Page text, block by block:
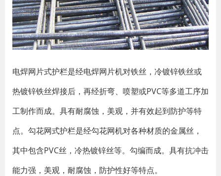
电焊网片式护栏是经电焊网片机对铁丝，冷镀锌铁丝或
热镀锌铁丝焊接后，再经折弯、喷塑或PVC等多道工序加
工制作而成。具有耐腐蚀，美观，并有效起到防护等特
点。勾花网式护栏是经勾花网机对各种材质的金属丝，
其中包含PVC丝，冷热镀锌丝等。勾编而成。具有抗冲击
能力强，美观，耐腐蚀，防护性好等特点。